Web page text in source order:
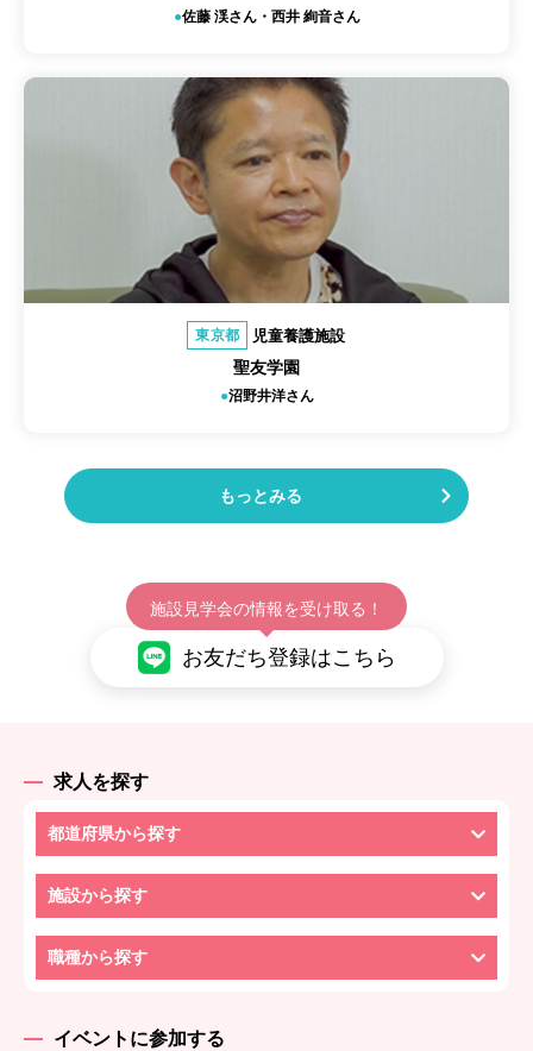
佐藤 渓さん・西井 絢音さん
東京都 児童養護施設
聖友学園
沼野井洋さん
もっとみる
施設見学会の情報を受け取る！
お友だち登録はこちら
求人を探す
都道府県から探す
施設から探す
職種から探す
イベントに参加する